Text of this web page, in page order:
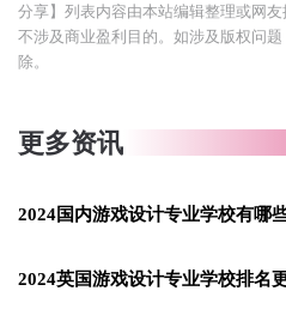
设计、游戏角色造型与动作设计
定制、交互媒体演示设计等复合
分享】列表内容由本站编辑整理或网
不涉及商业盈利目的。如涉及版权问
除。
更多资讯
2024英国游戏设计专业学校排名